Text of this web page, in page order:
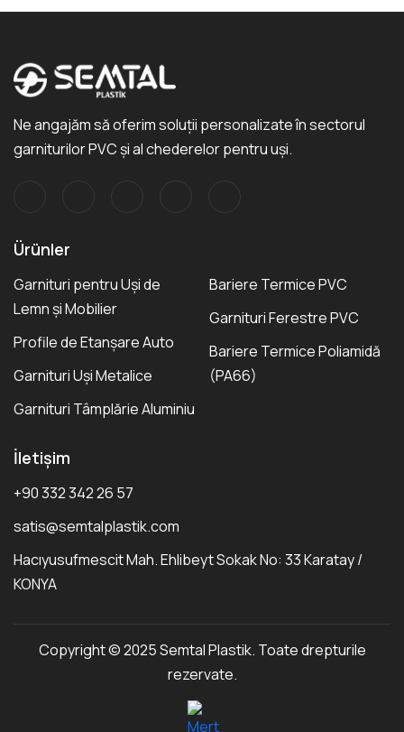
Ne angajăm să oferim soluții personalizate în sectorul
garniturilor PVC și al chederelor pentru uși.
Ürünler
Garnituri pentru Uși de
Lemn și Mobilier
Profile de Etanșare Auto
Garnituri Uși Metalice
Garnituri Tâmplărie Aluminiu
Bariere Termice PVC
Garnituri Ferestre PVC
Bariere Termice Poliamidă
(PA66)
İletişim
+90 332 342 26 57
satis@semtalplastik.com
Hacıyusufmescit Mah. Ehlibeyt Sokak No: 33 Karatay /
KONYA
Copyright © 2025 Semtal Plastik. Toate drepturile
rezervate.